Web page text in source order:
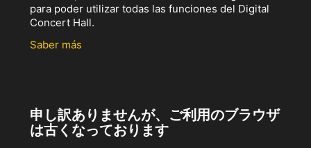
para poder utilizar todas las funciones del Digital
Concert Hall.
Saber más
申し訳ありませんが、ご利用のブラウザ
は古くなっております